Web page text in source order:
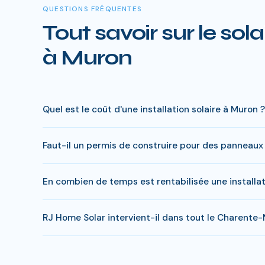
QUESTIONS FRÉQUENTES
Tout savoir sur le
à Muron
Quel est le coût d'une installation solaire à Muron ?
réduite), le reste à charge peut descendre sous 4 000
Faut-il un permis de construire pour des panneaux
s'appliquer. RJ Home Solar gère toutes ces démarches
En combien de temps est rentabilisée une
economies entre 20 000 et 35 000 €.
RJ Home Solar intervient-il dans tout le